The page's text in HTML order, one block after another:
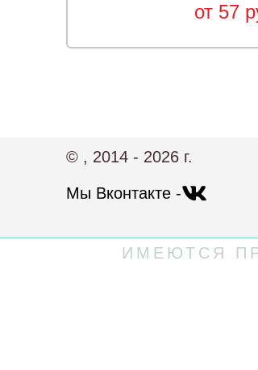
от 57
© , 2014 - 2026 г.
Мы Вконтакте -
ИМЕЮТСЯ